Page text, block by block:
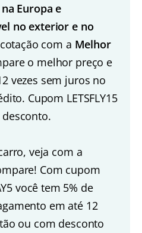
Europa e
no exterior e no
com a Melhor
o melhor preço e
vezes sem juros no
Cupom LETSFLY15
desconto.
veja com a
Com cupom
você tem 5% de
em até 12
ou com desconto